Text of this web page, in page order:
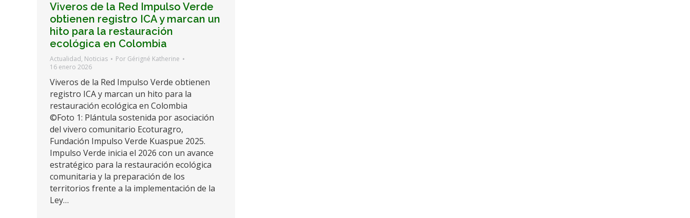
Viveros de la Red Impulso Verde
obtienen registro ICA y marcan un
hito para la restauración
ecológica en Colombia
Actualidad, Noticias Por Gérigné Katherine
16 enero 2026
Viveros de la Red Impulso Verde obtienen
registro ICA y marcan un hito para la
restauración ecológica en Colombia
©Foto 1: Plántula sostenida por asociación
del vivero comunitario Ecoturagro,
Fundación Impulso Verde Kuaspue 2025.
Impulso Verde inicia el 2026 con un avance
estratégico para la restauración ecológica
comunitaria y la preparación de los
territorios frente a la implementación de la
Ley…